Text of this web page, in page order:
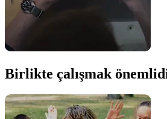
Birlikte çalışmak